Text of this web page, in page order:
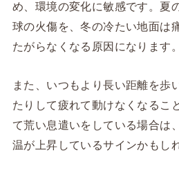
め、環境の変化に敏感です。夏
球の火傷を、冬の冷たい地面は
たがらなくなる原因になります。
また、いつもより長い距離を歩
たりして疲れて動けなくなるこ
て荒い息遣いをしている場合は
温が上昇しているサインかもし